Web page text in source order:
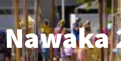
Nawaka